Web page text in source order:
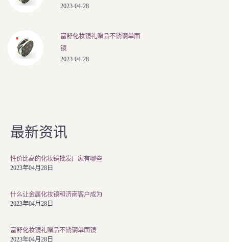
2023-04-28
富舒化妆镜礼赠品不锈钢单面
镜
2023-04-28
最新资讯
性价比高的化妆镜批发厂家有哪些
2023年04月28日
什么让金属化妆镜和济南客户成为
2023年04月28日
富舒化妆镜礼赠品不锈钢单面镜
2023年04月28日